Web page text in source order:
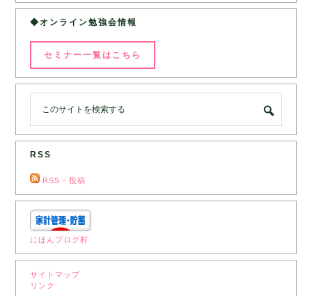
◆オンライン勉強会情報
セミナー一覧はこちら
RSS
RSS - 投稿
にほんブログ村
サイトマップ
リンク